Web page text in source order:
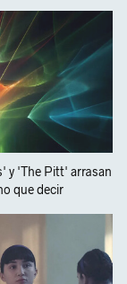
y 'The Pitt' arrasan
que decir